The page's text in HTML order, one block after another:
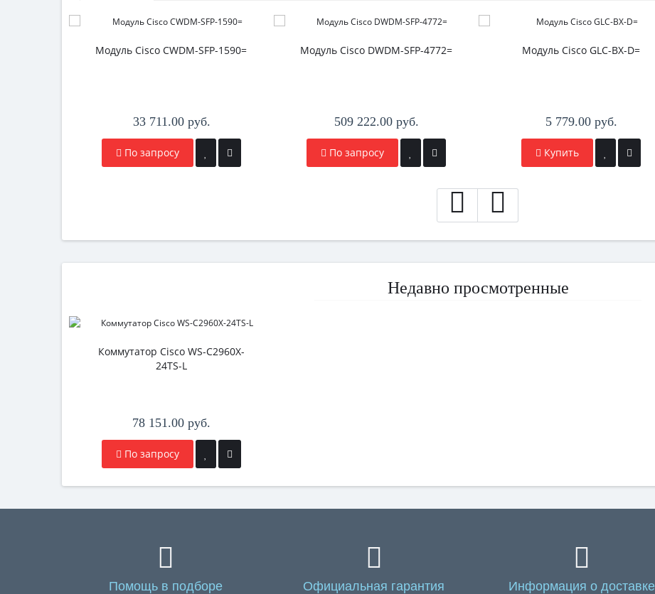
Модуль Cisco CWDM-SFP-1590=
33 711.00 руб.
По запросу
Модуль Cisco DWDM-SFP-4772=
509 222.00 руб.
По запросу
Модуль Cisco GLC-BX-D=
5 779.00 руб.
Купить
Недавно просмотренные
Коммутатор Cisco WS-C2960X-
24TS-L
78 151.00 руб.
По запросу
Помощь в подборе Официальная гарантия Информация о доставке